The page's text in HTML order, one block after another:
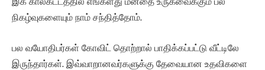
நிகழ்வுகளையும் நாம் சந்தித்தோம்.
பல வயோதிபர்கள் கோவிட் தொற்றால் பாதிக்கப்பட்டு வீட்டிலே
இருந்தார்கள். இவ்வாறானவர்களுக்கு தேவையான உதவிகளை